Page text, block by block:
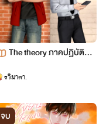
The theory ภาคปฏิบัตินี้เฮี
รวิมาตา.
จบ